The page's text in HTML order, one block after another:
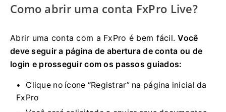
Como abrir uma conta FxPro Live?
Abrir uma conta com a FxPro é bem fácil.Você
deve seguir a página de abertura de conta ou de
login e prosseguir com os passos guiados:
Clique no ícone “Registrar” na página inicial da
FxPro